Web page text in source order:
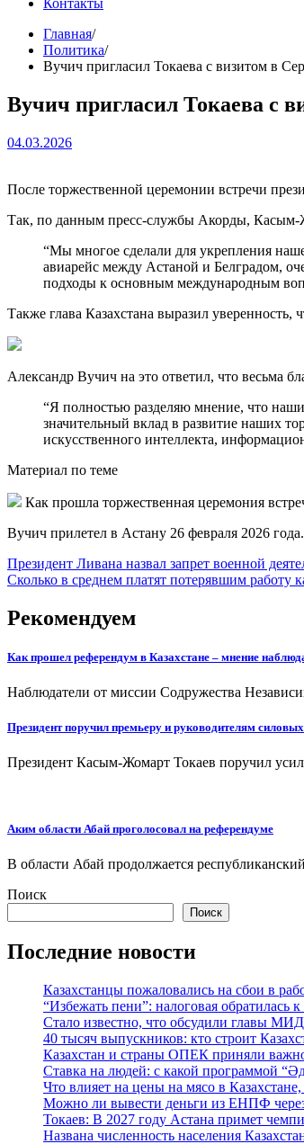
Контакты
Главная
Политика
Вучич пригласил Токаева с визитом в
Вучич пригласил Токаева с
04.03.2026
После торжественной церемонии встречи
Так, по данным пресс-службы Акорды, Касым-
“Мы многое сделали для укрепления
авиарейс между Астаной и Белградом,
подходы к основным международным
Также глава Казахстана выразил
Александр Вучич на это ответил, что весьма
“Я полностью разделяю мнение, что
значительный вклад в развитие наших
искусственного интеллекта,
Материал по теме
Как прошла торжественная церемония
Вучич прилетел в Астану 26 февраля 2026
Навигация
по
записям
Президент Ливана назвал запрет военной
Сколько в среднем платят потерявшим работу
Рекомендуем
Как прошел референдум в Казахстане – мнение
Наблюдатели от миссии Содружества
Президент поручил премьеру и руководителям
Президент Касым-Жомарт Токаев поручил
Аким области Абай проголосовал на референдуме
В области Абай продолжается
Поиск
Поиск
Последние новости
Казахстанцы пожаловались на сбои в
“Избежать пени”: налоговая
Стало известно, что обсудили главы
40 тысяч выпускников: кто строит
Казахстан и страны ОПЕК приняли
Ставка на людей: с какой программой
Что влияет на цены на мясо в
Можно ли вывести деньги из ЕНПФ через
Токаев: В 2027 году Астана примет
Названа численность населения